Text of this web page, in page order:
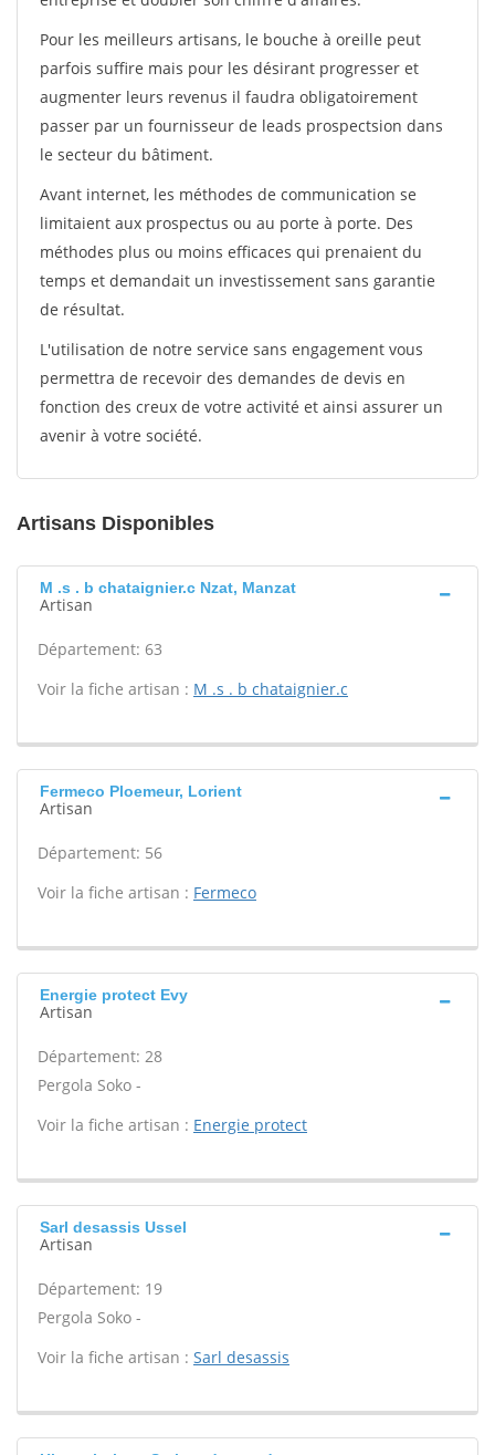
Pour les meilleurs artisans, le bouche à oreille peut
parfois suffire mais pour les désirant progresser et
augmenter leurs revenus il faudra obligatoirement
passer par un fournisseur de leads prospectsion dans
le secteur du bâtiment.
Avant internet, les méthodes de communication se
limitaient aux prospectus ou au porte à porte. Des
méthodes plus ou moins efficaces qui prenaient du
temps et demandait un investissement sans garantie
de résultat.
L'utilisation de notre service sans engagement vous
permettra de recevoir des demandes de devis en
fonction des creux de votre activité et ainsi assurer un
avenir à votre société.
Artisans Disponibles
M .s . b chataignier.c Nzat, Manzat
Artisan
Département: 63
Voir la fiche artisan : M .s . b chataignier.c
Fermeco Ploemeur, Lorient
Artisan
Département: 56
Voir la fiche artisan : Fermeco
Energie protect Evy
Artisan
Département: 28
Pergola Soko -
Voir la fiche artisan : Energie protect
Sarl desassis Ussel
Artisan
Département: 19
Pergola Soko -
Voir la fiche artisan : Sarl desassis